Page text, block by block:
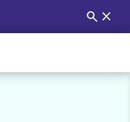
Buscar:
search close